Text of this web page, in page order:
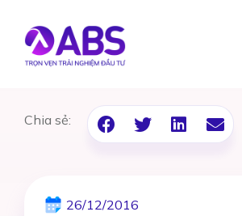
Chia sẻ:
26/12/2016